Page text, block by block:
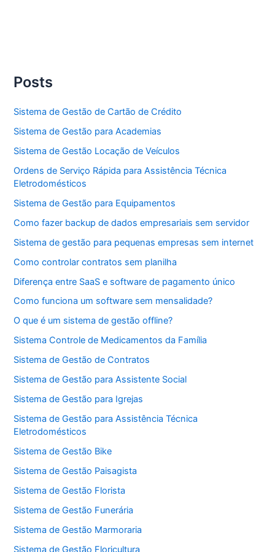
Posts
Sistema de Gestão de Cartão de Crédito
Sistema de Gestão para Academias
Sistema de Gestão Locação de Veículos
Ordens de Serviço Rápida para Assistência Técnica
Eletrodomésticos
Sistema de Gestão para Equipamentos
Como fazer backup de dados empresariais sem servidor
Sistema de gestão para pequenas empresas sem internet
Como controlar contratos sem planilha
Diferença entre SaaS e software de pagamento único
Como funciona um software sem mensalidade?
O que é um sistema de gestão offline?
Sistema Controle de Medicamentos da Família
Sistema de Gestão de Contratos
Sistema de Gestão para Assistente Social
Sistema de Gestão para Igrejas
Sistema de Gestão para Assistência Técnica
Eletrodomésticos
Sistema de Gestão Bike
Sistema de Gestão Paisagista
Sistema de Gestão Florista
Sistema de Gestão Funerária
Sistema de Gestão Marmoraria
Sistema de Gestão Floricultura